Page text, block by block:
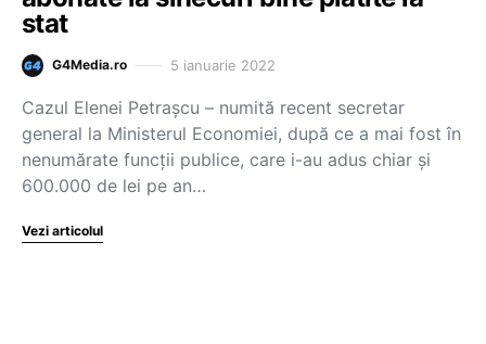
stat
G4Media.ro 5 ianuarie 2022
Cazul Elenei Petrașcu – numită recent secretar
general la Ministerul Economiei, după ce a mai fost în
nenumărate funcții publice, care i-au adus chiar și
600.000 de lei pe an…
Vezi articolul